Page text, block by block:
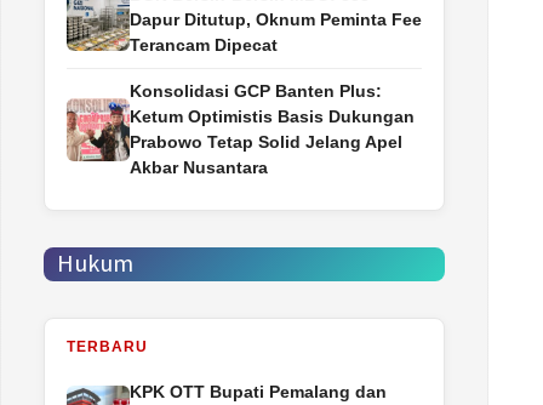
Dapur Ditutup, Oknum Peminta Fee
Terancam Dipecat
Konsolidasi GCP Banten Plus:
Ketum Optimistis Basis Dukungan
Prabowo Tetap Solid Jelang Apel
Akbar Nusantara
Hukum
TERBARU
‎KPK OTT Bupati Pemalang dan